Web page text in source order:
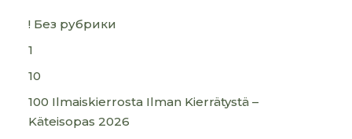
! Без рубрики
1
10
100 Ilmaiskierrosta Ilman Kierrätystä –
Käteisopas 2026